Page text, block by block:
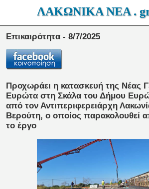
ΛΑΚΩΝΙΚΑ ΝΕΑ .
Επικαιρότητα - 8/7/2025
Προχωράει η κατασκευή της Νέας
Ευρώτα στη Σκάλα του Δήμου
από τον Αντιπεριφερειάρχη
Βερούτη, ο οποίος παρακολουθεί
το έργο